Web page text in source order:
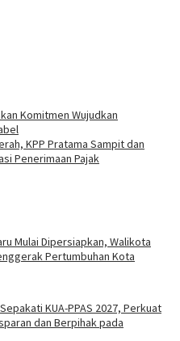
Komitmen Wujudkan
KPP Pratama Sampit dan
Penerimaan Pajak
Mulai Dipersiapkan, Walikota
Pertumbuhan Kota
KUA-PPAS 2027, Perkuat
dan Berpihak pada